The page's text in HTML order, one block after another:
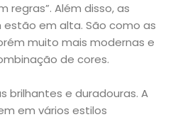
Além disso, as
em alta. São como as
muito mais modernas e
de cores.
brilhantes e duradouras. A
em vários estilos